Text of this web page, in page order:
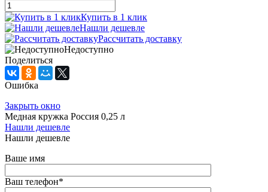
Купить в 1 клик
Нашли дешевле
Рассчитать доставку
Недоступно
Поделиться
Ошибка
Закрыть окно
Медная кружка Россия 0,25 л
Нашли дешевле
Нашли дешевле
Ваше имя
Ваш телефон*